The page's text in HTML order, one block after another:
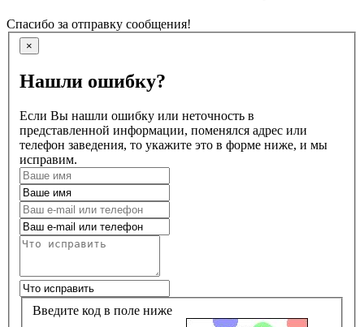
Спасибо за отправку сообщения!
×
Нашли ошибку?
Если Вы нашли ошибку или неточность в
представленной информации, поменялся адрес или
телефон заведения, то укажите это в форме ниже, и мы
исправим.
Введите код в поле ниже